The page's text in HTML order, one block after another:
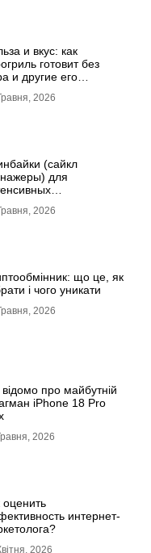
и вкус: как
готовит без
и другие его
2026
(сайкл
для
образа жизни
2026
що це, як
і чого уникати
2026
про майбутній
iPhone 18 Pro
2026
оценить
интернет-
2026